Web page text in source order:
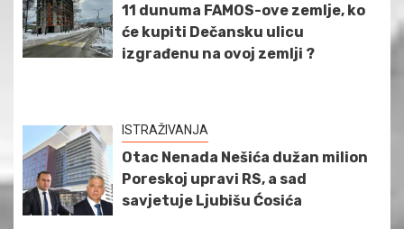
11 dunuma FAMOS-ove zemlje, ko
će kupiti Dečansku ulicu
izgrađenu na ovoj zemlji ?
ISTRAŽIVANJA
Otac Nenada Nešića dužan milion
Poreskoj upravi RS, a sad
savjetuje Ljubišu Ćosića